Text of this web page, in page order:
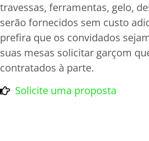
travessas, ferramentas, gelo,
serão fornecidos sem custo
prefira que os convidados
suas mesas solicitar garçom
contratados à parte.
Solicite uma proposta